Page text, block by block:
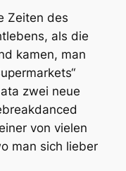
Zeiten des
als die
kamen, man
zwei neue
von vielen
man sich lieber